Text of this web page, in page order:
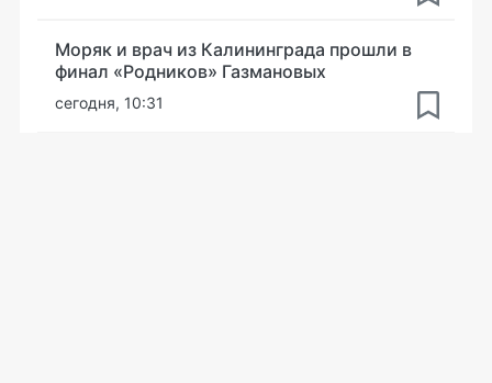
Моряк и врач из Калининграда прошли в
финал «Родников» Газмановых
сегодня, 10:31